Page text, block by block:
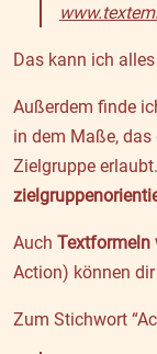
Das kann ich
Außerdem finde
in dem Maße,
Zielgruppe
Auch Textformeln
Action) können
Zum Stichwort